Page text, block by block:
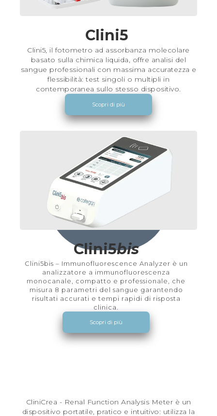
Clini5
Clini5, il fotometro ad assorbanza molecolare
basato sulla chimica liquida, offre analisi del
sangue professionali con massima accuratezza e
flessibilità: test singoli o multipli in
contemporanea sullo stesso dispositivo.
Scopri di più
Clini5bis
Clini5bis – Immunofluorescence Analyzer è un
analizzatore a immunofluorescenza
monocanale, compatto e professionale, che
misura 8 parametri del sangue garantendo
risultati accurati e tempi rapidi di risposta
clinica.
Scopri di più
CliniCrea - Renal Function Analysis Meter è un
dispositivo portatile, pratico e intuitivo: utilizza la